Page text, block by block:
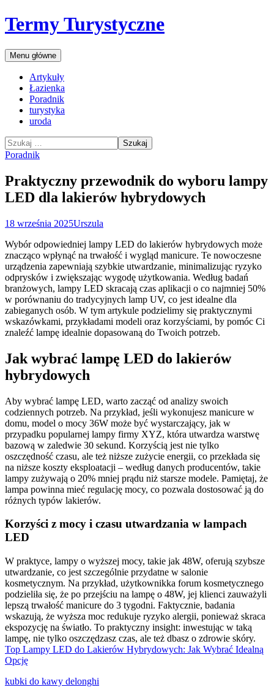
Przejdź
do
Termy Turystyczne
Szukaj
Menu główne
Artykuły
Łazienka
Poradnik
turystyka
uroda
Szukaj:
Poradnik
Praktyczny przewodnik do wyboru lampy
LED dla lakierów hybrydowych
18 września 2025Urszula
Wybór odpowiedniej lampy LED do lakierów hybrydowych może
znacząco wpłynąć na trwałość i wygląd manicure. Te nowoczesne
urządzenia zapewniają szybkie utwardzanie, minimalizując ryzyko
odprysków i zwiększając wygodę użytkowania. Według badań
branżowych, lampy LED skracają czas aplikacji o co najmniej 50%
w porównaniu do tradycyjnych lamp UV, co jest idealne dla
zabieganych osób. W tym artykule podzielimy się praktycznymi
wskazówkami, przykładami modeli oraz korzyściami, by pomóc Ci
znaleźć lampę idealnie dopasowaną do Twoich potrzeb.
Jak wybrać lampę LED do lakierów
hybrydowych
Aby wybrać lampę LED, warto zacząć od analizy swoich
codziennych potrzeb. Na przykład, jeśli wykonujesz manicure w
domu, model o mocy 36W może być wystarczający, jak w
przypadku popularnej lampy firmy XYZ, która utwardza warstwę
bazową w zaledwie 30 sekund. Korzyścią jest nie tylko
oszczędność czasu, ale też niższe zużycie energii, co przekłada się
na niższe koszty eksploatacji – według danych producentów, takie
lampy zużywają o 20% mniej prądu niż starsze modele. Pamiętaj, że
lampa powinna mieć regulację mocy, co pozwala dostosować ją do
różnych typów lakierów.
Korzyści z mocy i czasu utwardzania w lampach
LED
W praktyce, lampy o wyższej mocy, takie jak 48W, oferują szybsze
utwardzanie, co jest szczególnie przydatne w salonie
kosmetycznym. Na przykład, użytkownikka forum kosmetycznego
podzieliła się, że po przejściu na lampę o 48W, jej klienci zauważyli
lepszą trwałość manicure do 3 tygodni. Faktycznie, badania
wskazują, że wyższa moc redukuje ryzyko alergii, ponieważ skraca
ekspozycję na światło. To praktyczny insight: inwestując w taką
lampę, nie tylko oszczędzasz czas, ale też dbasz o zdrowie skóry.
Top Lampy LED do Lakierów Hybrydowych: Jak Wybrać Idealną
Opcję
kubki do kawy delonghi